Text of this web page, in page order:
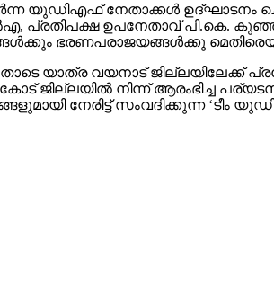
യുഡിഎഫ് നേതാക്കള്‍
ഉപനേതാവ് പി.കെ.
ഭരണപരാജയങ്ങള്‍ക്കു
യാത്ര വയനാട് ജില്ലയിലേക്ക്
ജില്ലയില്‍ നിന്ന് ആരംഭിച്ച
നേരിട്ട് സംവദിക്കുന്ന